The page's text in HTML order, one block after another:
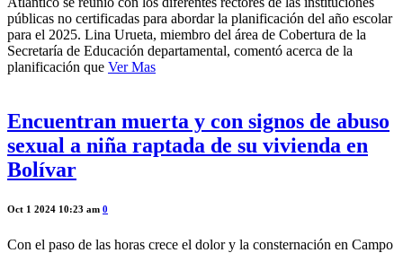
públicas no certificadas para abordar la planificación del año escolar
para el 2025. Lina Urueta, miembro del área de Cobertura de la
Secretaría de Educación departamental, comentó acerca de la
planificación que Ver Mas
Encuentran muerta y con signos de abuso
sexual a niña raptada de su vivienda en
Bolívar
Oct 1 2024 10:23 am 0
Con el paso de las horas crece el dolor y la consternación en Campo